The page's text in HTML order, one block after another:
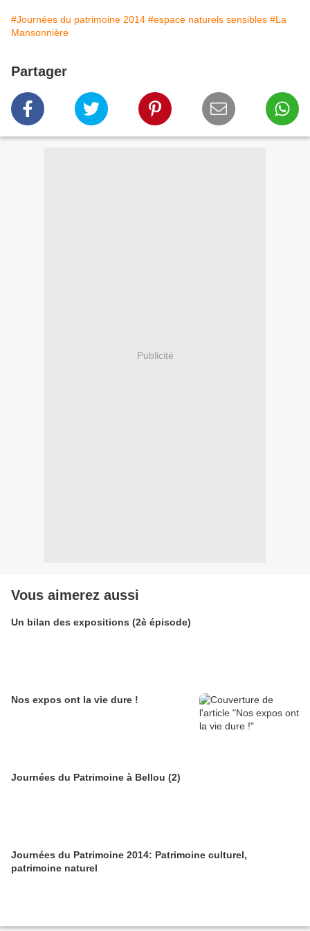
#Journées du patrimoine 2014 #espace naturels sensibles #La
Mansonnière
Partager
Publicité
Vous aimerez aussi
Un bilan des expositions (2è épisode)
Nos expos ont la vie dure !
Journées du Patrimoine à Bellou (2)
Journées du Patrimoine 2014: Patrimoine culturel,
patrimoine naturel